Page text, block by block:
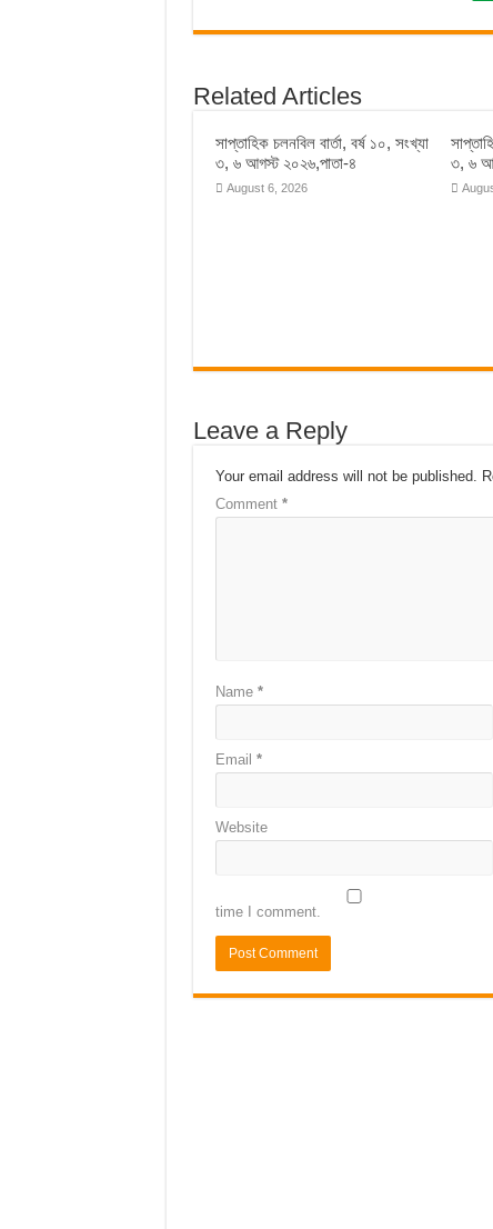
Related Articles
সাপ্তাহিক চলনবিল বার্তা, বর্ষ ১০, সংখ্যা
৩, ৬ আগস্ট ২০২৬,পাতা-৪
August 6, 2026
৩, ৬
Leave a Reply
Your email address will not be published.
Comment *
Name *
Email *
Website
time I comment.